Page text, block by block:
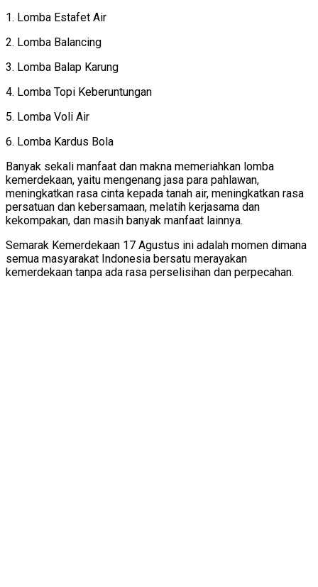
1. Lomba Estafet Air
2. Lomba Balancing
3. Lomba Balap Karung
4. Lomba Topi Keberuntungan
5. Lomba Voli Air
6. Lomba Kardus Bola
Banyak sekali manfaat dan makna memeriahkan lomba
kemerdekaan, yaitu mengenang jasa para pahlawan,
meningkatkan rasa cinta kepada tanah air, meningkatkan rasa
persatuan dan kebersamaan, melatih kerjasama dan
kekompakan, dan masih banyak manfaat lainnya.
Semarak Kemerdekaan 17 Agustus ini adalah momen dimana
semua masyarakat Indonesia bersatu merayakan
kemerdekaan tanpa ada rasa perselisihan dan perpecahan.